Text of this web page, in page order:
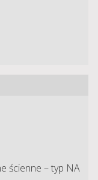
ścienne – typ NA